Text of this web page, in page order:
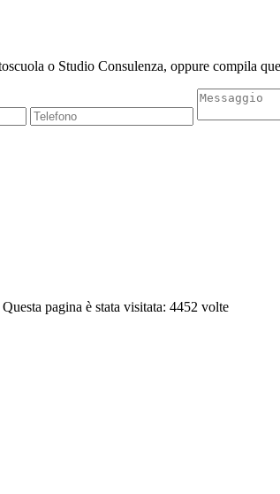
o Studio Consulenza, oppure compila
Questa pagina è stata visitata: 4452 volte